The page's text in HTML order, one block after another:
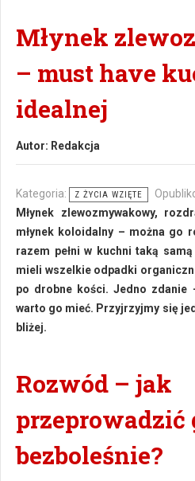
Młynek
– must have
idealnej
Autor: Redakcja
Kategoria: Z ŻYCIA WZIĘTE
Młynek zlewozmywakowy,
młynek koloidalny – można go
razem pełni w kuchni taką
mieli wszelkie odpadki
po drobne kości. Jedno zdanie
warto go mieć. Przyjrzyjmy się
bliżej.
Rozwód – jak
przeprowadzić
bezboleśnie?